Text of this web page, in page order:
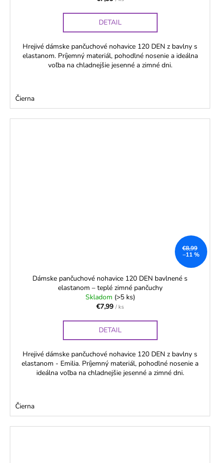
DETAIL
Hrejivé dámske pančuchové nohavice 120 DEN z bavlny s
elastanom. Príjemný materiál, pohodlné nosenie a ideálna
voľba na chladnejšie jesenné a zimné dni.
Čierna
€8,99
–11 %
Dámske pančuchové nohavice 120 DEN bavlnené s
elastanom – teplé zimné pančuchy
Skladom (>5 ks)
€7,99 / ks
DETAIL
Hrejivé dámske pančuchové nohavice 120 DEN z bavlny s
elastanom - Emilia. Príjemný materiál, pohodlné nosenie a
ideálna voľba na chladnejšie jesenné a zimné dni.
Čierna